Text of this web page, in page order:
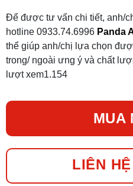
Để được tư vấn chi tiết, anh/
hotline 0933.74.6996 Panda
thể giúp anh/chị lựa chọn
trong/ ngoài ưng ý và chất
lượt xem1.154
MUA
LIÊN